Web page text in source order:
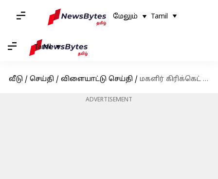
மேலும் Tamil
Tamil
வீடு / செய்தி / விளையாட்டு செய்தி / மகளிர் கிரிக்கெட் உலகக்கோப்பையில் இந்தியா இங்கிலாந்திடம் தோல்வி; அரையிறுதி வாய்ப்பை தக்கவைப்பதில் சிக்கல்
ADVERTISEMENT